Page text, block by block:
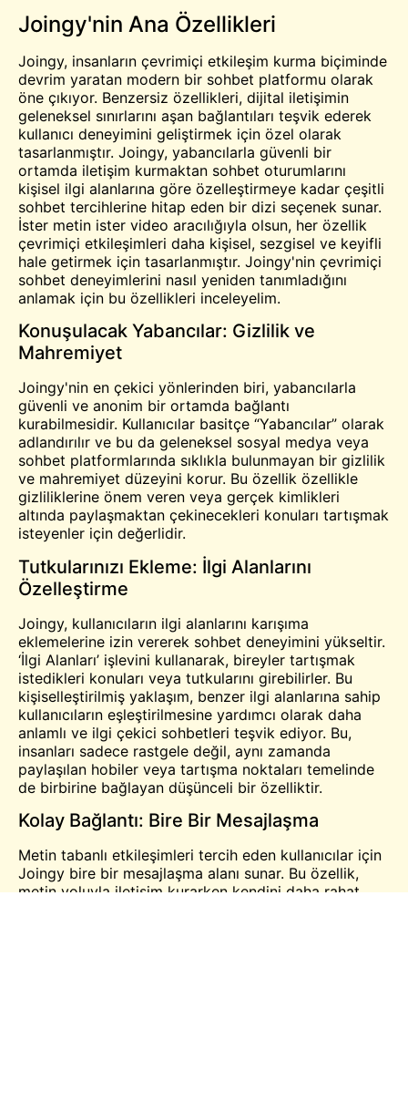
Joingy'nin Ana Özellikleri
Joingy, insanların çevrimiçi etkileşim kurma biçiminde
devrim yaratan modern bir sohbet platformu olarak
öne çıkıyor. Benzersiz özellikleri, dijital iletişimin
geleneksel sınırlarını aşan bağlantıları teşvik ederek
kullanıcı deneyimini geliştirmek için özel olarak
tasarlanmıştır. Joingy, yabancılarla güvenli bir
ortamda iletişim kurmaktan sohbet oturumlarını
kişisel ilgi alanlarına göre özelleştirmeye kadar çeşitli
sohbet tercihlerine hitap eden bir dizi seçenek sunar.
İster metin ister video aracılığıyla olsun, her özellik
çevrimiçi etkileşimleri daha kişisel, sezgisel ve keyifli
hale getirmek için tasarlanmıştır. Joingy'nin çevrimiçi
sohbet deneyimlerini nasıl yeniden tanımladığını
anlamak için bu özellikleri inceleyelim.
Konuşulacak Yabancılar: Gizlilik ve
Mahremiyet
Joingy'nin en çekici yönlerinden biri, yabancılarla
güvenli ve anonim bir ortamda bağlantı
kurabilmesidir. Kullanıcılar basitçe “Yabancılar” olarak
adlandırılır ve bu da geleneksel sosyal medya veya
sohbet platformlarında sıklıkla bulunmayan bir gizlilik
ve mahremiyet düzeyini korur. Bu özellik özellikle
gizliliklerine önem veren veya gerçek kimlikleri
altında paylaşmaktan çekinecekleri konuları tartışmak
isteyenler için değerlidir.
Tutkularınızı Ekleme: İlgi Alanlarını
Özelleştirme
Joingy, kullanıcıların ilgi alanlarını karışıma
eklemelerine izin vererek sohbet deneyimini yükseltir.
‘İlgi Alanları’ işlevini kullanarak, bireyler tartışmak
istedikleri konuları veya tutkularını girebilirler. Bu
kişiselleştirilmiş yaklaşım, benzer ilgi alanlarına sahip
kullanıcıların eşleştirilmesine yardımcı olarak daha
anlamlı ve ilgi çekici sohbetleri teşvik ediyor. Bu,
insanları sadece rastgele değil, aynı zamanda
paylaşılan hobiler veya tartışma noktaları temelinde
de birbirine bağlayan düşünceli bir özelliktir.
Kolay Bağlantı: Bire Bir Mesajlaşma
Metin tabanlı etkileşimleri tercih eden kullanıcılar için
Joingy bire bir mesajlaşma alanı sunar. Bu özellik,
metin yoluyla iletişim kurarken kendini daha rahat